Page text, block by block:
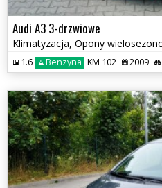
Audi A3 3-drzwiowe
1.6 Benzyna KM 102 2009